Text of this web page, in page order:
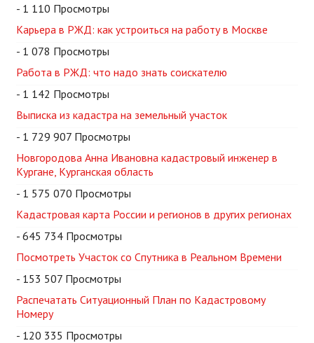
- 1 110 Просмотры
Карьера в РЖД: как устроиться на работу в Москве
- 1 078 Просмотры
Работа в РЖД: что надо знать соискателю
- 1 142 Просмотры
Выписка из кадастра на земельный участок
- 1 729 907 Просмотры
Новгородова Анна Ивановна кадастровый инженер в
Кургане, Курганская область
- 1 575 070 Просмотры
Кадастровая карта России и регионов в других регионах
- 645 734 Просмотры
Посмотреть Участок со Спутника в Реальном Времени
- 153 507 Просмотры
Распечатать Ситуационный План по Кадастровому
Номеру
- 120 335 Просмотры